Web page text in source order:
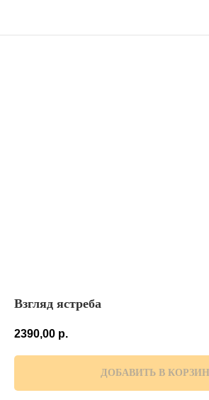
Взгляд ястреба
2390,00 р.
ДОБАВИТЬ В